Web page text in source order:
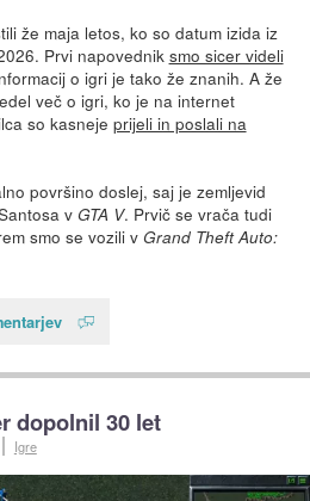
že maja letos, ko so datum izida iz
Prvi napovednik smo sicer videli
o igri je tako že znanih. A že
več o igri, ko je na internet
so kasneje prijeli in poslali na
površino doslej, saj je zemljevid
v GTA V. Prvič se vrača tudi
smo se vozili v Grand Theft Auto:
dopolnil 30 let
Igre